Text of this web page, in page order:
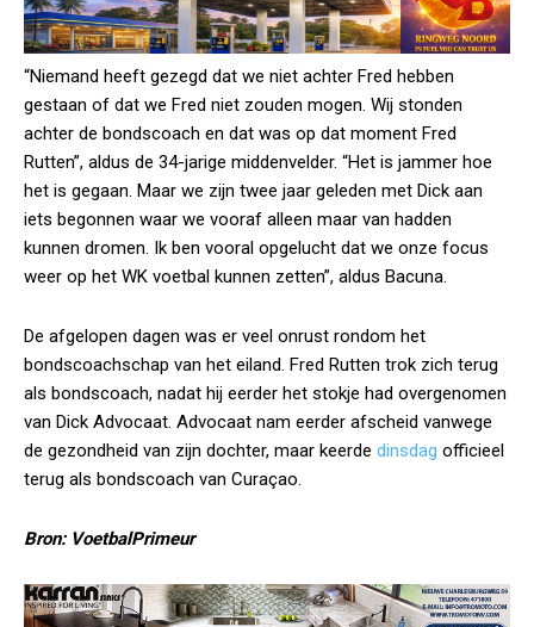
“Niemand heeft gezegd dat we niet achter Fred hebben
gestaan of dat we Fred niet zouden mogen. Wij stonden
achter de bondscoach en dat was op dat moment Fred
Rutten”, aldus de 34-jarige middenvelder. “Het is jammer hoe
het is gegaan. Maar we zijn twee jaar geleden met Dick aan
iets begonnen waar we vooraf alleen maar van hadden
kunnen dromen. Ik ben vooral opgelucht dat we onze focus
weer op het WK voetbal kunnen zetten”, aldus Bacuna.
De afgelopen dagen was er veel onrust rondom het
bondscoachschap van het eiland. Fred Rutten trok zich terug
als bondscoach, nadat hij eerder het stokje had overgenomen
van Dick Advocaat. Advocaat nam eerder afscheid vanwege
de gezondheid van zijn dochter, maar keerde dinsdag officieel
terug als bondscoach van Curaçao.
Bron: VoetbalPrimeur